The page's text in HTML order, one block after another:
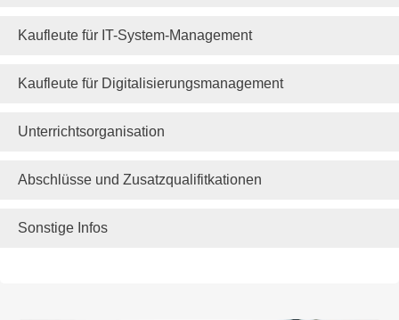
Kaufleute für IT-System-Management
Kaufleute für Digitalisierungsmanagement
Unterrichtsorganisation
Abschlüsse und Zusatzqualifitkationen
Sonstige Infos